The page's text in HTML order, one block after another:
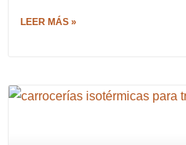
LEER MÁS »